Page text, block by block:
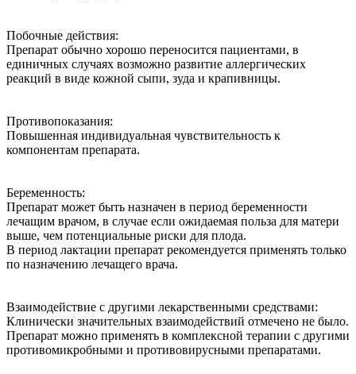
Побочные действия:
Препарат обычно хорошо переносится пациентами, в
единичных случаях возможно развитие аллергических
реакций в виде кожной сыпи, зуда и крапивницы.
Противопоказания:
Повышенная индивидуальная чувствительность к
компонентам препарата.
Беременность:
Препарат может быть назначен в период беременности
лечащим врачом, в случае если ожидаемая польза для матери
выше, чем потенциальные риски для плода.
В период лактации препарат рекомендуется применять только
по назначению лечащего врача.
Взаимодействие с другими лекарственными средствами:
Клинически значительных взаимодействий отмечено не было.
Препарат можно применять в комплексной терапии с другими
противомикробными и противовирусными препаратами.